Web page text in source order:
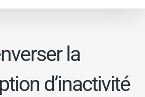
la
d’inactivité